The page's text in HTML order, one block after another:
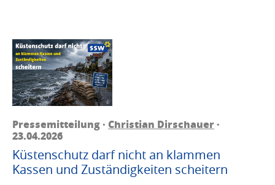
Pressemitteilung · Christian Dirschauer·
23.04.2026
Küstenschutz darf nicht an klammen
Kassen und Zuständigkeiten scheitern